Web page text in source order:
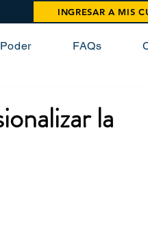
INGRESAR A MIS
FAQs
la